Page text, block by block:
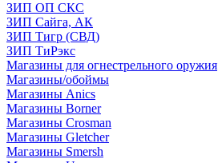
ЗИП ОП СКС
ЗИП Сайга, АК
ЗИП Тигр (СВД)
ЗИП ТиРэкс
Магазины для огнестрельного оружия
Магазины/обоймы
Магазины Anics
Магазины Borner
Магазины Crosman
Магазины Gletcher
Магазины Smersh